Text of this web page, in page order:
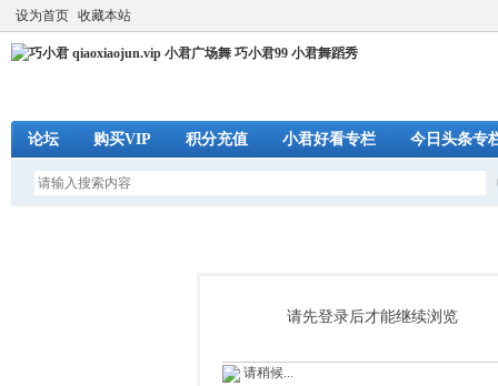
设为首页 收藏本站
论坛 购买VIP 积分充值 小君好看专栏 今日头条专
请先登录后才能继续浏览
请稍候...